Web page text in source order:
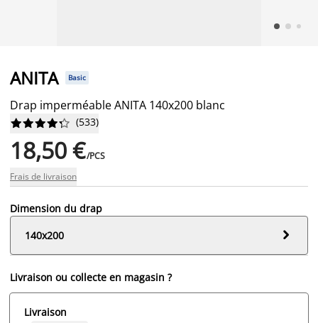
ANITA Basic
Drap imperméable ANITA 140x200 blanc





 (533)
18,50 €/PCS
Frais de livraison
Dimension du drap
140x200

Livraison ou collecte en magasin ?
Livraison